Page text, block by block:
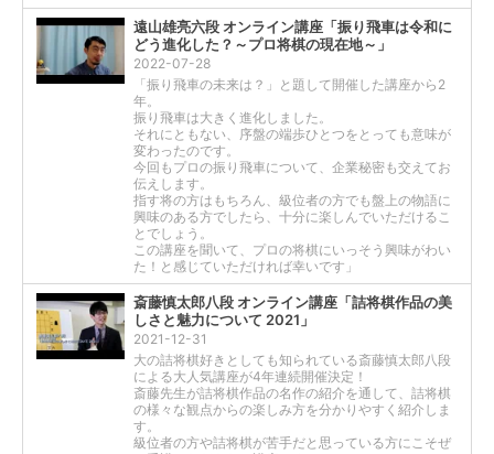
遠山雄亮六段 オンライン講座「振り飛車は令和に
どう進化した？～プロ将棋の現在地～」
2022-07-28
「振り飛車の未来は？」と題して開催した講座から2
年。
振り飛車は大きく進化しました。
それにともない、序盤の端歩ひとつをとっても意味が
変わったのです。
今回もプロの振り飛車について、企業秘密も交えてお
伝えします。
指す将の方はもちろん、級位者の方でも盤上の物語に
興味のある方でしたら、十分に楽しんでいただけるこ
とでしょう。
この講座を聞いて、プロの将棋にいっそう興味がわい
た！と感じていただければ幸いです」
斎藤慎太郎八段 オンライン講座「詰将棋作品の美
しさと魅力について 2021」
2021-12-31
大の詰将棋好きとしても知られている斎藤慎太郎八段
による大人気講座が4年連続開催決定！
斎藤先生が詰将棋作品の名作の紹介を通して、詰将棋
の様々な観点からの楽しみ方を分かりやすく紹介しま
す。
級位者の方や詰将棋が苦手だと思っている方にこそぜ